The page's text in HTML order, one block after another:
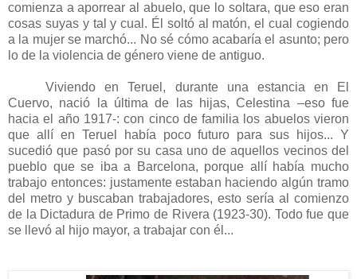
comienza a aporrear al abuelo, que lo soltara, que eso eran
cosas suyas y tal y cual. Él soltó al matón, el cual cogiendo
a la mujer se marchó... No sé cómo acabaría el asunto; pero
lo de la violencia de género viene de antiguo.
Viviendo en Teruel, durante una estancia en El
Cuervo, nació la última de las hijas, Celestina –eso fue
hacia el año 1917-: con cinco de familia los abuelos vieron
que allí en Teruel había poco futuro para sus hijos... Y
sucedió que pasó por su casa uno de aquellos vecinos del
pueblo que se iba a Barcelona, porque allí había mucho
trabajo entonces: justamente estaban haciendo algún tramo
del metro y buscaban trabajadores, esto sería al comienzo
de la Dictadura de Primo de Rivera (1923-30). Todo fue que
se llevó al hijo mayor, a trabajar con él...